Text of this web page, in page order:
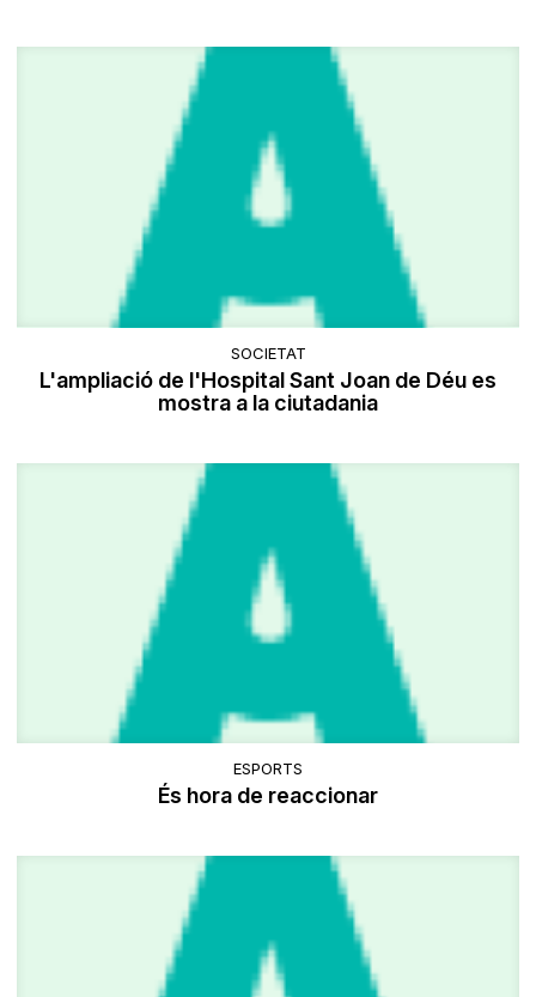
SOCIETAT
L'ampliació de l'Hospital Sant Joan de Déu es
mostra a la ciutadania
ESPORTS
És hora de reaccionar